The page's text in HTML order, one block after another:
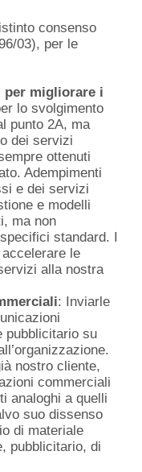
consenso
03), per le
per migliorare i
lo svolgimento
punto 2A, ma
dei servizi
ottenuti
Adempimenti
e dei servizi
e modelli
ma non
standard. I
le
alla nostra
: Inviarle
pubblicitario su
nostro cliente,
commerciali
analoghi a quelli
suo dissenso
di materiale
pubblicitario, di